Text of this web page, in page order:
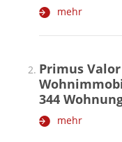
mehr
Primus
344
mehr